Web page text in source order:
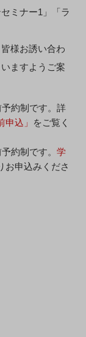
ミナー1」「ラ
様お誘い合わ
ますようご案
約制です。詳
込」 をご覧く
約制です。学
お申込みくださ